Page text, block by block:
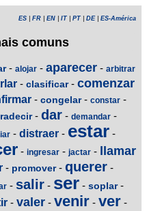
ES FR EN IT PT DE| ES-América
comuns
- alojar - aparecer - arbitrar
- clasificar- comenzar
- congelar- constar -
- dar - demandar -
- distraer - estar -
- ingresar - jactar - llamar
- promover- querer -
- salir - ser - soplar-
- valer - venir - ver -